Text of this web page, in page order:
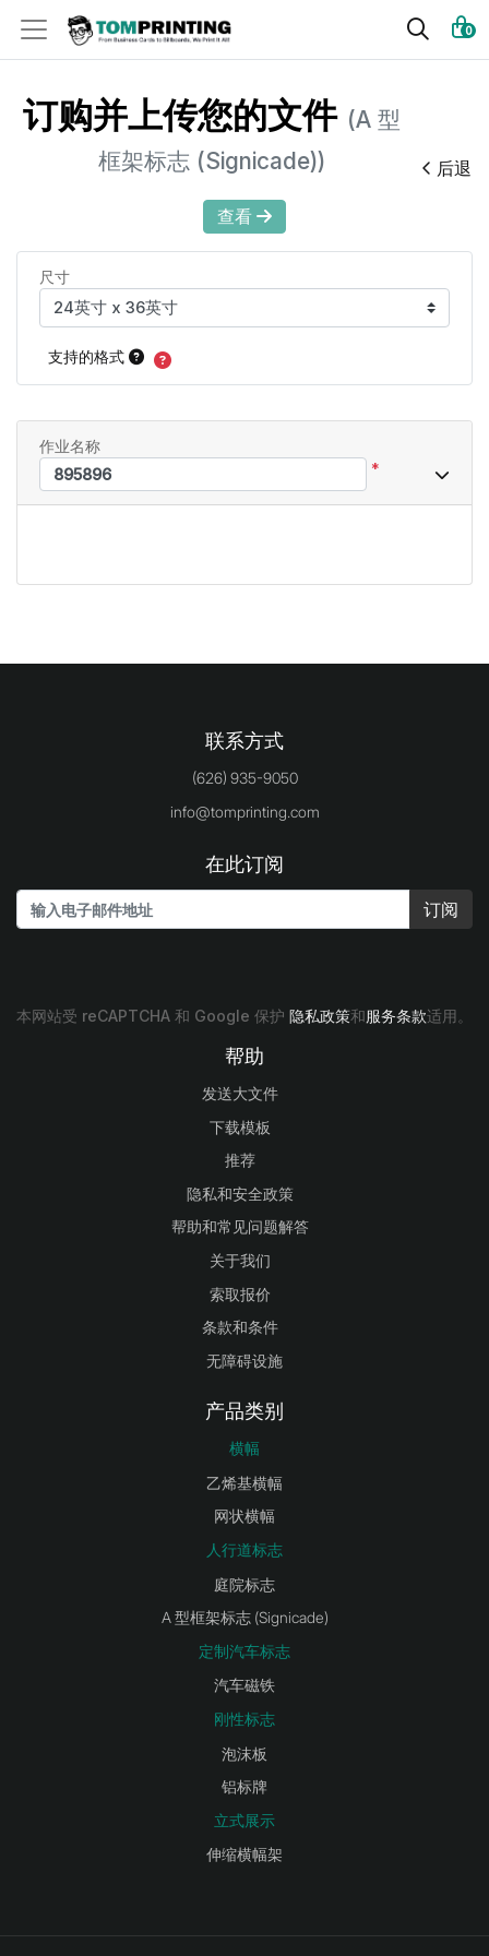
0
订购并上传您的文件 (A 型
框架标志 (Signicade))
后退
查看
尺寸
支持的格式
作业名称
*
联系方式
(626) 935-9050
info@tomprinting.com
在此订阅
订阅
本网站受 reCAPTCHA 和 Google 保护 隐私政策和服务条款适用。
帮助
发送大文件
下载模板
推荐
隐私和安全政策
帮助和常见问题解答
关于我们
索取报价
条款和条件
无障碍设施
产品类别
横幅
乙烯基横幅
网状横幅
人行道标志
庭院标志
A 型框架标志 (Signicade)
定制汽车标志
汽车磁铁
刚性标志
泡沫板
铝标牌
立式展示
伸缩横幅架